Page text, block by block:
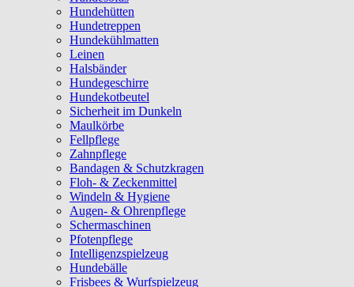
Hundehütten
Hundetreppen
Hundekühlmatten
Leinen
Halsbänder
Hundegeschirre
Hundekotbeutel
Sicherheit im Dunkeln
Maulkörbe
Fellpflege
Zahnpflege
Bandagen & Schutzkragen
Floh- & Zeckenmittel
Windeln & Hygiene
Augen- & Ohrenpflege
Schermaschinen
Pfotenpflege
Intelligenzspielzeug
Hundebälle
Frisbees & Wurfspielzeug